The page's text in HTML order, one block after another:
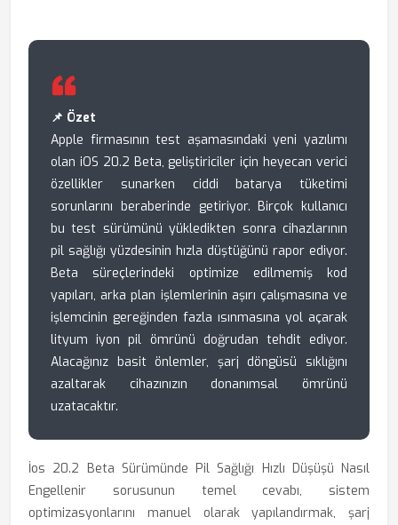
📌 Özet
Apple firmasının test aşamasındaki yeni yazılımı
olan iOS 20.2 Beta, geliştiriciler için heyecan verici
özellikler sunarken ciddi batarya tüketimi
sorunlarını beraberinde getiriyor. Birçok kullanıcı
bu test sürümünü yükledikten sonra cihazlarının
pil sağlığı yüzdesinin hızla düştüğünü rapor ediyor.
Beta süreçlerindeki optimize edilmemiş kod
yapıları, arka plan işlemlerinin aşırı çalışmasına ve
işlemcinin gereğinden fazla ısınmasına yol açarak
lityum iyon pil ömrünü doğrudan tehdit ediyor.
Alacağınız basit önlemler, şarj döngüsü sıklığını
azaltarak cihazınızın donanımsal ömrünü
uzatacaktır.
İos 20.2 Beta Sürümünde Pil Sağlığı Hızlı Düşüşü Nasıl
Engellenir sorusunun temel cevabı, sistem
optimizasyonlarını manuel olarak yapılandırmak, şarj